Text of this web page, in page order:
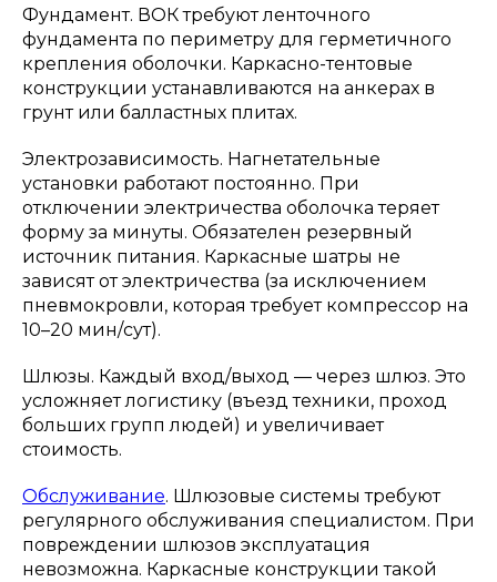
Фундамент. ВОК требуют ленточного
фундамента по периметру для герметичного
крепления оболочки. Каркасно-тентовые
конструкции устанавливаются на анкерах в
грунт или балластных плитах.
Электрозависимость. Нагнетательные
установки работают постоянно. При
отключении электричества оболочка теряет
форму за минуты. Обязателен резервный
источник питания. Каркасные шатры не
зависят от электричества (за исключением
пневмокровли, которая требует компрессор на
10–20 мин/сут).
Шлюзы. Каждый вход/выход — через шлюз. Это
усложняет логистику (въезд техники, проход
больших групп людей) и увеличивает
стоимость.
Обслуживание. Шлюзовые системы требуют
регулярного обслуживания специалистом. При
повреждении шлюзов эксплуатация
невозможна. Каркасные конструкции такой